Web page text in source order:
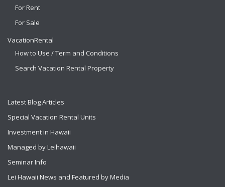
For Rent
For Sale
VacationRental
How to Use / Term and Conditions
Search Vacation Rental Property
Latest Blog Articles
Special Vacation Rental Units
Investment in Hawaii
Managed by Leihawaii
Seminar Info
Lei Hawaii News and Featured by Media